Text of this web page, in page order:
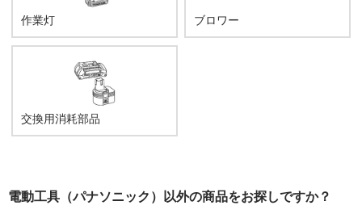
作業灯 ブロワー
交換用消耗部品
電動工具（パナソニック）以外の商品をお探しですか？